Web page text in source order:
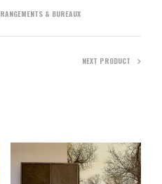
RANGEMENTS & BUREAUX
NEXT PRODUCT